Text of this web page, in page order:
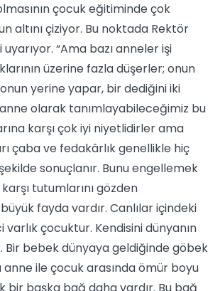
çocuk eğitiminde çok
altını çiziyor. Bu noktada Rektör
“Ama bazı anneler işi
üzerine fazla düşerler; onun
yerine yapar, bir dediğini iki
olarak tanımlayabileceğimiz bu
karşı çok iyi niyetlidirler ama
çaba ve fedakârlık genellikle hiç
sonuçlanır. Bunu engellemek
tutumlarını gözden
fayda vardır. Canlılar içindeki
çocuktur. Kendisini dünyanın
Bir bebek dünyaya geldiğinde göbek
anne ile çocuk arasında ömür boyu